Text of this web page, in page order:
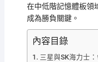
在中低階記憶體板領
成為勝負關鍵。
內容目錄
三星與SK海力士